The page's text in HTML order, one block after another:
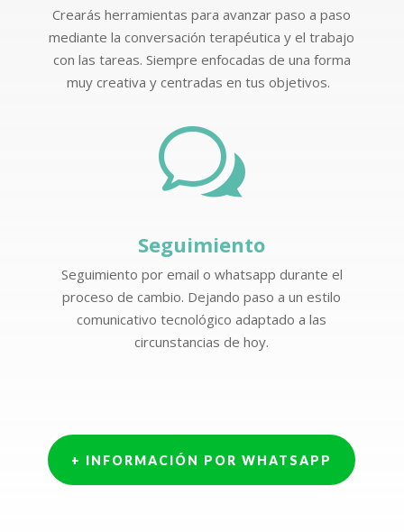
Crearás herramientas para avanzar paso a paso
mediante la conversación terapéutica y el trabajo
con las tareas. Siempre enfocadas de una forma
muy creativa y centradas en tus objetivos.
w
Seguimiento
Seguimiento por email o whatsapp durante el
proceso de cambio. Dejando paso a un estilo
comunicativo tecnológico adaptado a las
circunstancias de hoy.
+ INFORMACIÓN POR WHATSAPP